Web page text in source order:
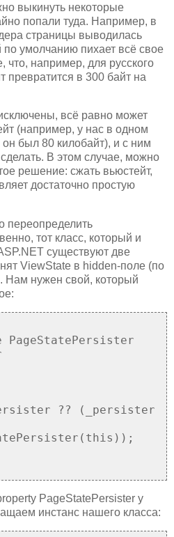
выкинуть некоторые
попали туда. Например, в
страницы выводилась
по умолчанию пихает всё свое
например, для русского
превратится в 300 байт на
всё равно может
(например, у нас в одном
был 80 килобайт), и с ним
В этом случае, можно
решение: сжать вьюстейт,
достаточно простую
переопределить
тот класс, который и
существуют две
ViewState в hidden-поле (по
Нам нужен свой, который
?? (_persister
PageStatePersister у
инстанс нашего класса: